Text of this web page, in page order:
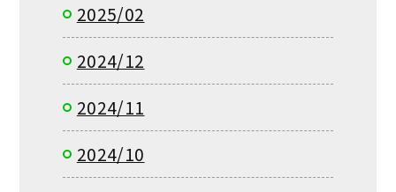
2025/02
2024/12
2024/11
2024/10